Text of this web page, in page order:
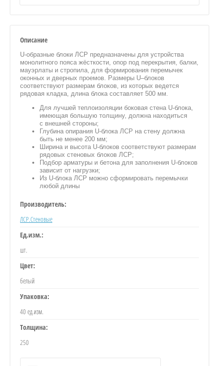
Описание
U‑образные блоки ЛСР предназначены для устройства
монолитного пояса жёсткости, опор под перекрытия, балки,
мауэрлаты и стропила, для формирования перемычек
оконных и дверных проемов. Размеры U–блоков
соответствуют размерам блоков, из которых ведется
рядовая кладка, длина блока составляет 500 мм.
Для лучшей теплоизоляции боковая стена U-блока,
имеющая большую толщину, должна находиться
с внешней стороны;
Глубина опирания U-блока ЛСР на стену должна
быть не менее 200 мм;
Ширина и высота U-блоков соответствуют размерам
рядовых стеновых блоков ЛСР;
Подбор арматуры и бетона для заполнения U-блоков
зависит от нагрузки;
Из U-блока ЛСР можно сформировать перемычки
любой длины
Производитель:
ЛСР.Стеновые
Ед.изм.:
шт.
Цвет:
белый
Упаковка:
40 ед.изм.
Толщина:
250